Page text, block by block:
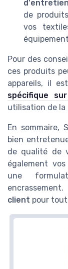
de
vos
Pour des
ces produits
appareils, il
spécifique
utilisation de la
En sommaire,
bien
de qualité de
également
une
client pour
＋ 40
★★★★★
★★★★★
CHANTECLAIR
Lessive
＋
Ultra
Efficace
40